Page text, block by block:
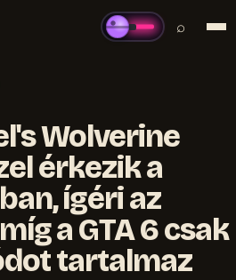
⌕
Wolverine
érkezik a
ígéri az
a GTA 6 csak
tartalmaz